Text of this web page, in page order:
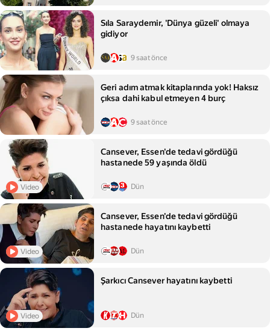
Sıla Saraydemir, 'Dünya güzeli' olmaya
gidiyor
9 saat önce
Geri adım atmak kitaplarında yok! Haksız
çıksa dahi kabul etmeyen 4 burç
9 saat önce
Video
Cansever, Essen'de tedavi gördüğü
hastanede 59 yaşında öldü
Dün
Video
Cansever, Essen'de tedavi gördüğü
hastanede hayatını kaybetti
Dün
Video
Şarkıcı Cansever hayatını kaybetti
Dün